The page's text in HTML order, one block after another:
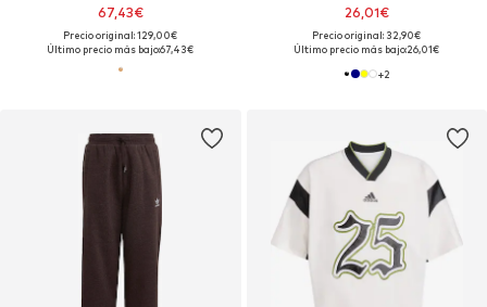
67,43€
Precio original: 129,00€
Último precio más bajo:67,43€
26,01€
Precio original: 32,90€
Último precio más bajo:26,01€
+2